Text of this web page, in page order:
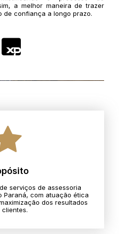
a melhor maneira de trazer
de confiança a longo prazo.
serviços de assessoria
Paraná, com atuação ética
dos resultados
clientes.